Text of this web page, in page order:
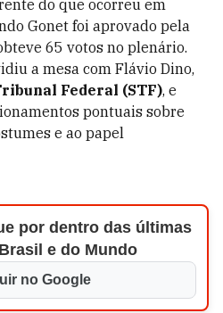
do que ocorreu em
Gonet foi aprovado pela
65 votos no plenário.
a mesa com Flávio Dino,
Federal (STF), e
pontuais sobre
e ao papel
por dentro das últimas
e do Mundo
no Google